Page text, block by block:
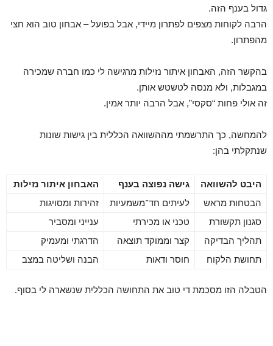
גדול בענף הזה.
הרבה לקוחות מצפים לפתרון מיידי, אבל בפועל – אבחון טוב הוא חצי
מהפתרון.
בהקשר הזה, האבחון איתור נזילות מרגישה לי כמו חברה שמכירה
במגבלות, ולא מנסה לטשטש אותן.
זה אולי פחות “סקסי”, אבל הרבה יותר אמין.
להמחשה, כך התרשמתי מההשוואה הכללית בין גישות שונות
שנתקלתי בהן:
היבט להשוואה גישה נפוצה בענף
האבחון איתור נזילות
הבטחות מראש
לעיתים חד־משמעיות
זהירות ומסויגות
סגנון תקשורת
טכני או מכירתי
ענייני ומסביר
תהליך הבדיקה
קצר וממוקד תוצאה
הדרגתי ומעמיק
תחושת הלקוח
חוסר ודאות הבנה ושליטה במצב
הטבלה הזו מסכמת די טוב את התחושה הכללית שנשארה לי בסוף.